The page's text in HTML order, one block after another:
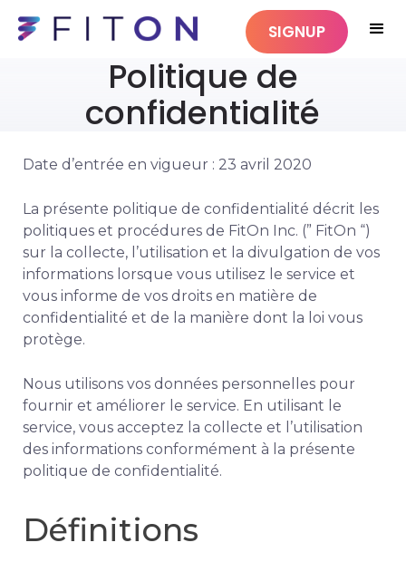
SIGNUP
Politique de
confidentialité
Date d’entrée en vigueur : 23 avril 2020
La présente politique de confidentialité décrit les
politiques et procédures de FitOn Inc. (” FitOn “)
sur la collecte, l’utilisation et la divulgation de vos
informations lorsque vous utilisez le service et
vous informe de vos droits en matière de
confidentialité et de la manière dont la loi vous
protège.
Nous utilisons vos données personnelles pour
fournir et améliorer le service. En utilisant le
service, vous acceptez la collecte et l’utilisation
des informations conformément à la présente
politique de confidentialité.
Définitions